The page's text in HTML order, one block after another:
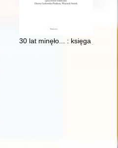
tej szkoły - uroda i edukacja
30 lat minęło... : księga